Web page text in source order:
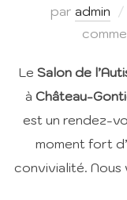
par admin
Le Salon de
à Château-
est un rendez-
moment fort
convivialité. Nous